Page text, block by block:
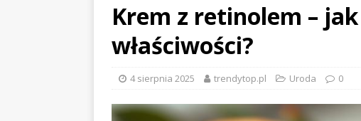
Krem z retinolem –
właściwości?
4 sierpnia 2025 trendytop.pl Uroda 0